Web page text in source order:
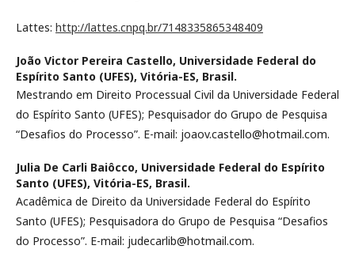
Lattes: http://lattes.cnpq.br/7148335865348409
João Victor Pereira Castello, Universidade Federal do
Espírito Santo (UFES), Vitória-ES, Brasil.
Mestrando em Direito Processual Civil da Universidade Federal
do Espírito Santo (UFES); Pesquisador do Grupo de Pesquisa
“Desafios do Processo”. E-mail: joaov.castello@hotmail.com.
Julia De Carli Baiôcco, Universidade Federal do Espírito
Santo (UFES), Vitória-ES, Brasil.
Acadêmica de Direito da Universidade Federal do Espírito
Santo (UFES); Pesquisadora do Grupo de Pesquisa “Desafios
do Processo”. E-mail: judecarlib@hotmail.com.